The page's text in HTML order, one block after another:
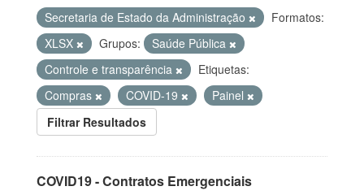
Secretaria de Estado da Administração
Formatos:
XLSX
Grupos:
Saúde Pública
Controle e transparência
Etiquetas:
Compras
COVID-19
Painel
Filtrar Resultados
COVID19 - Contratos Emergenciais